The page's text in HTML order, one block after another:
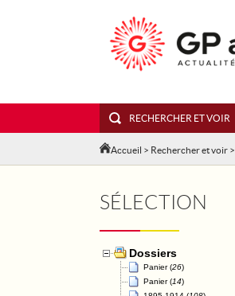
RECHERCHER ET VOIR
Accueil > Rechercher et voir >
SÉLECTION